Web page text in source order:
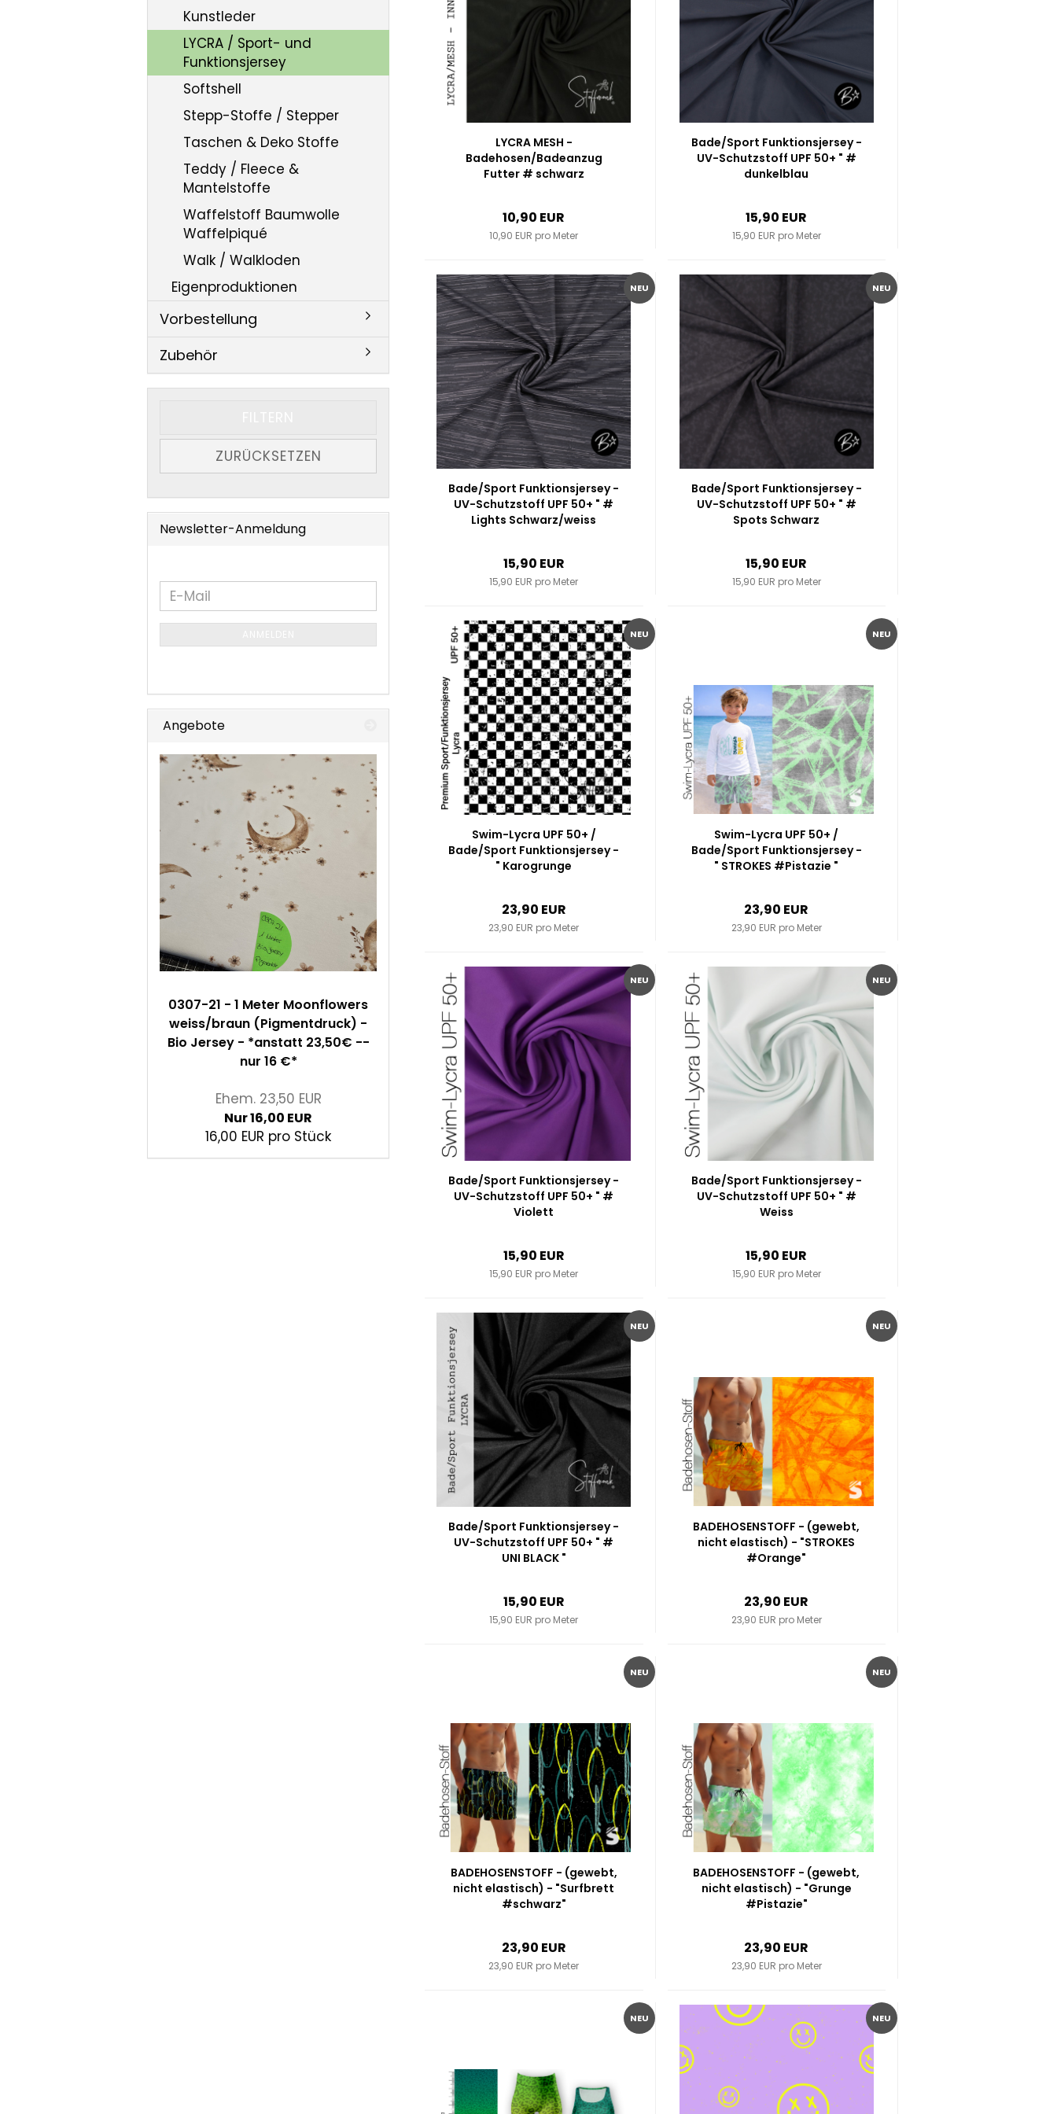
LYCRA MESH -
Badehosen/Badeanzug
Futter # schwarz
10,90 EUR
10,90 EUR pro Meter
Bade/Sport Funktionsjersey -
UV-Schutzstoff UPF 50+ " #
dunkelblau
15,90 EUR
15,90 EUR pro Meter
NEU
Bade/Sport Funktionsjersey -
UV-Schutzstoff UPF 50+ " #
Lights Schwarz/weiss
15,90 EUR
15,90 EUR pro Meter
NEU
Bade/Sport Funktionsjersey -
UV-Schutzstoff UPF 50+ " #
Spots Schwarz
15,90 EUR
15,90 EUR pro Meter
NEU
Swim-Lycra UPF 50+ /
Bade/Sport Funktionsjersey -
" Karogrunge
23,90 EUR
23,90 EUR pro Meter
NEU
Swim-Lycra UPF 50+ /
Bade/Sport Funktionsjersey -
" STROKES #Pistazie "
23,90 EUR
23,90 EUR pro Meter
NEU
Bade/Sport Funktionsjersey -
UV-Schutzstoff UPF 50+ " #
Violett
15,90 EUR
15,90 EUR pro Meter
NEU
Bade/Sport Funktionsjersey -
UV-Schutzstoff UPF 50+ " #
Weiss
15,90 EUR
15,90 EUR pro Meter
NEU
Bade/Sport Funktionsjersey -
UV-Schutzstoff UPF 50+ " #
UNI BLACK "
15,90 EUR
15,90 EUR pro Meter
NEU
BADEHOSENSTOFF - (gewebt,
nicht elastisch) - "STROKES
#Orange"
23,90 EUR
23,90 EUR pro Meter
NEU
BADEHOSENSTOFF - (gewebt,
nicht elastisch) - "Surfbrett
#schwarz"
23,90 EUR
23,90 EUR pro Meter
NEU
BADEHOSENSTOFF - (gewebt,
nicht elastisch) - "Grunge
#Pistazie"
23,90 EUR
23,90 EUR pro Meter
NEU NEU
Kunstleder
LYCRA / Sport- und
Funktionsjersey
Softshell
Stepp-Stoffe / Stepper
Taschen & Deko Stoffe
Teddy / Fleece &
Mantelstoffe
Waffelstoff Baumwolle
Waffelpiqué
Walk / Walkloden
Eigenproduktionen
Vorbestellung
Zubehör
ZURÜCKSETZEN
Newsletter-Anmeldung
WEITER
ZUR
NEWSLETTER-
ANMELDUNG
E-
Mail
Angebote
0307-21 - 1 Meter Moonflowers
weiss/braun (Pigmentdruck) -
Bio Jersey - *anstatt 23,50€ --
nur 16 €*
Ehem. 23,50 EUR
Nur 16,00 EUR
16,00 EUR pro Stück